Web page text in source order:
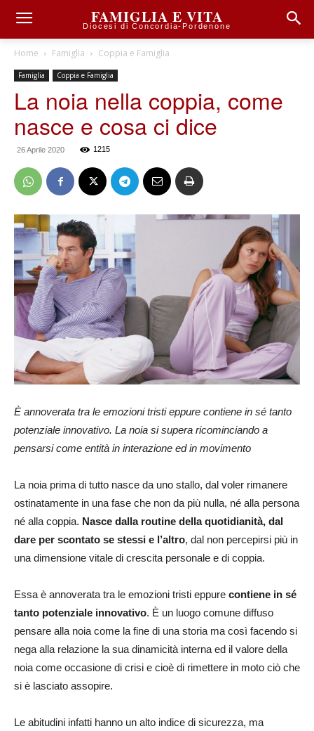
FAMIGLIA E VITA
Diocesi di Concordia-Pordenone
Home Famiglia Coppia e Famiglia
Famiglia Coppia e Famiglia
La noia nella coppia, come
nasce e cosa ci dice
26 Aprile 2020 1215
È annoverata tra le emozioni tristi eppure contiene in sé tanto
potenziale innovativo. La noia si supera ricominciando a
pensarsi come entità in interazione ed in movimento
La noia prima di tutto nasce da uno stallo, dal voler rimanere
ostinatamente in una fase che non da più nulla, né alla persona
né alla coppia. Nasce dalla routine della quotidianità, dal
dare per scontato se stessi e l’altro, dal non percepirsi più in
una dimensione vitale di crescita personale e di coppia.
Essa è annoverata tra le emozioni tristi eppure contiene in sé
tanto potenziale innovativo. È un luogo comune diffuso
pensare alla noia come la fine di una storia ma così facendo si
nega alla relazione la sua dinamicità interna ed il valore della
noia come occasione di crisi e cioè di rimettere in moto ciò che
si è lasciato assopire.
Le abitudini infatti hanno un alto indice di sicurezza, ma